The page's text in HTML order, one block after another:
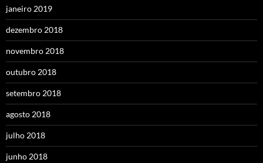
janeiro 2019
dezembro 2018
novembro 2018
outubro 2018
setembro 2018
agosto 2018
julho 2018
junho 2018